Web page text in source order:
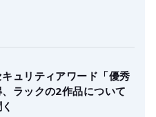
ュリティアワード「優秀
ラックの2作品について